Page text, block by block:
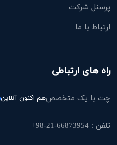
پرسنل شرکت
ارتباط با ما
راه های ارتباطی
چت با یک متخصصهم اکنون آنلاین
تلفن : 66873954-21-98+